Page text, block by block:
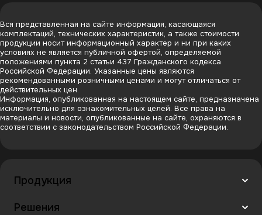
Вся представленная на сайте информация, касающаяся
комплектаций, технических характеристик, а также стоимости
продукции носит информационный характер и ни при каких
условиях не является публичной офертой, определяемой
положениями пункта 2 статьи 437 Гражданского кодекса
Российской Федерации. Указанные цены являются
рекомендованными розничными ценами и могут отличаться от
действительных цен.
Информация, опубликованная на настоящем сайте, предназначена
исключительно для ознакомительных целей. Все права на
материалы и новости, опубликованные на сайте, охраняются в
соответствии с законодательством Российской Федерации.
Продукция
Решения